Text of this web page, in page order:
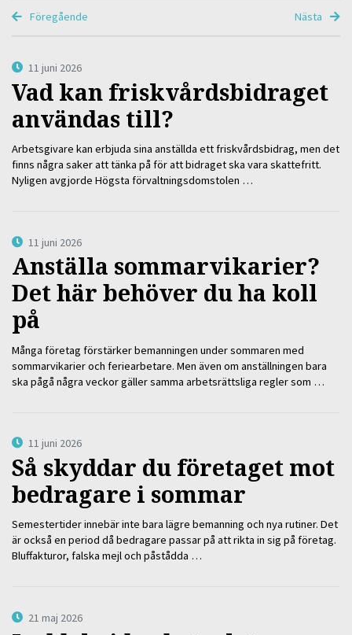
Föregående Nästa
11 juni 2026
Vad kan friskvårdsbidraget
användas till?
Arbetsgivare kan erbjuda sina anställda ett friskvårdsbidrag, men det
finns några saker att tänka på för att bidraget ska vara skattefritt.
Nyligen avgjorde Högsta förvaltningsdomstolen …
11 juni 2026
Anställa sommarvikarier?
Det här behöver du ha koll
på
Många företag förstärker bemanningen under sommaren med
sommarvikarier och feriearbetare. Men även om anställningen bara
ska pågå några veckor gäller samma arbetsrättsliga regler som …
11 juni 2026
Så skyddar du företaget mot
bedragare i sommar
Semestertider innebär inte bara lägre bemanning och nya rutiner. Det
är också en period då bedragare passar på att rikta in sig på företag.
Bluffakturor, falska mejl och påstådda …
21 maj 2026